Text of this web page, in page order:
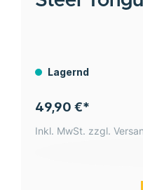
Lagernd
49,90 €*
Inkl. MwSt. zzgl.